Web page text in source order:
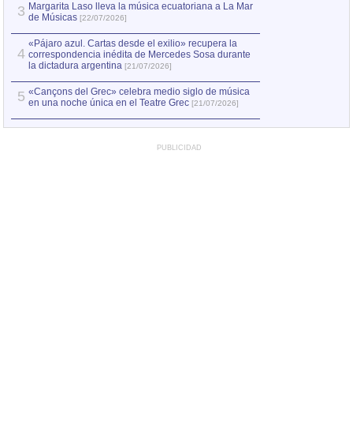
3 Margarita Laso lleva la música ecuatoriana a La Mar
de Músicas [22/07/2026]
4
«Pájaro azul. Cartas desde el exilio» recupera la
correspondencia inédita de Mercedes Sosa durante
la dictadura argentina [21/07/2026]
5 «Cançons del Grec» celebra medio siglo de música
en una noche única en el Teatre Grec [21/07/2026]
PUBLICIDAD